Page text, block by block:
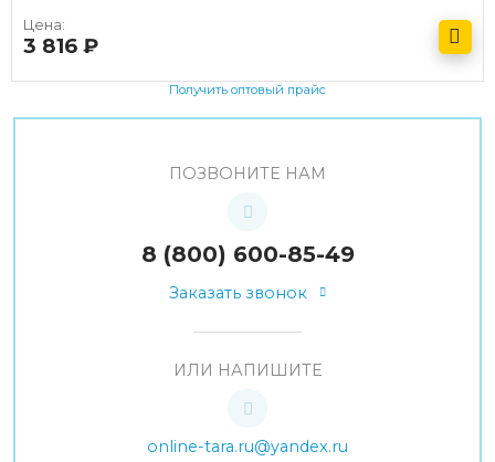
Цена:
3 816
Получить оптовый прайс
ПОЗВОНИТЕ НАМ
8 (800) 600-85-49
Заказать звонок
ИЛИ НАПИШИТЕ
online-tara.ru@yandex.ru